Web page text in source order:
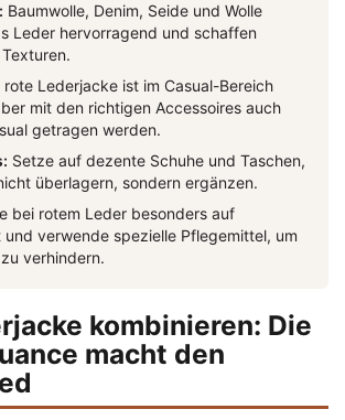
Baumwolle, Denim, Seide und Wolle
Leder hervorragend und schaffen
rote Lederjacke ist im Casual-Bereich
mit den richtigen Accessoires auch
getragen werden.
Setze auf dezente Schuhe und Taschen,
überlagern, sondern ergänzen.
bei rotem Leder besonders auf
und verwende spezielle Pflegemittel, um
verhindern.
kombinieren: Die
macht den